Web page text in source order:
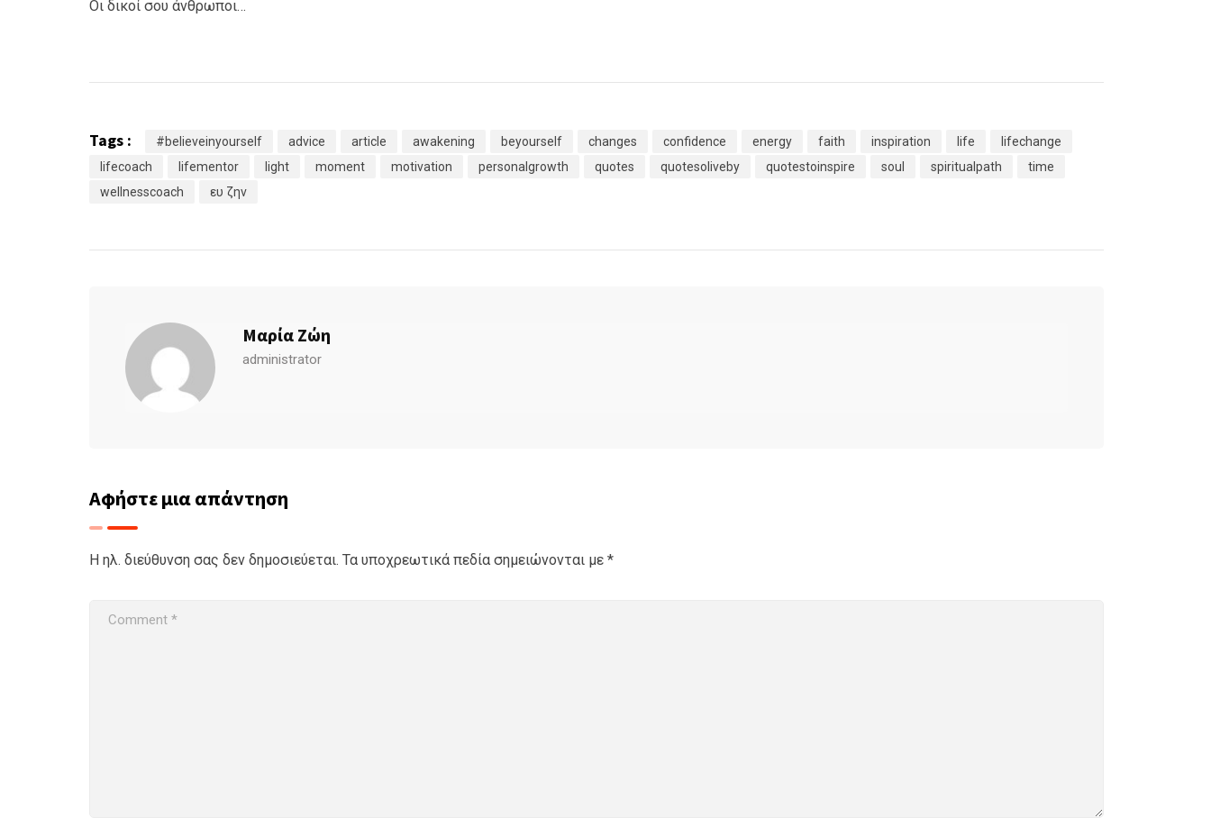
Οι δικοί σου άνθρωποι…
Tags : #believeinyourself advice article awakening beyourself changes confidence energy faith inspiration life
lifechange
lifecoach
lifementor light moment motivation personalgrowth quotes quotesoliveby quotestoinspire soul spiritualpath
time
wellnesscoach
ευ ζην
Μαρία Ζώη
administrator
Αφήστε μια απάντηση
Η ηλ. διεύθυνση σας δεν δημοσιεύεται. Τα υποχρεωτικά πεδία σημειώνονται με *